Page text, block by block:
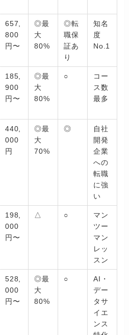
657,
800
円〜
◎最
大
80%
◎転
職保
証あ
り
知名
度
No.1
185,
900
円〜
◎最
大
80%
○
コー
ス数
最多
440,
000
円
◎最
大
70%
◎
自社
開発
企業
への
転職
に強
い
198,
000
円〜
△ ○
マン
ツー
マン
レッ
スン
528,
000
円〜
◎最
大
80%
○
AI・
デー
タサ
イエ
ンス